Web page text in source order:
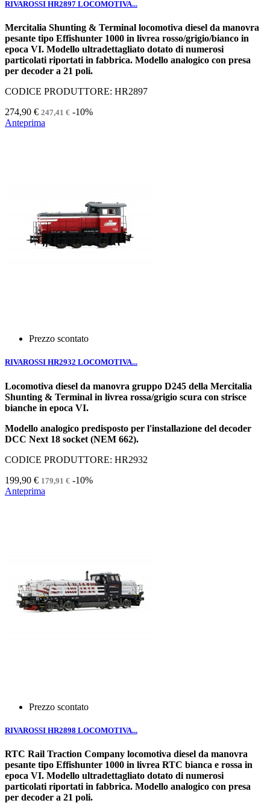
RIVAROSSI HR2897 LOCOMOTIVA...
Mercitalia Shunting & Terminal locomotiva diesel da manovra
pesante tipo Effishunter 1000 in livrea rosso/grigio/bianco in
epoca VI. Modello ultradettagliato dotato di numerosi
particolati riportati in fabbrica. Modello analogico con presa
per decoder a 21 poli.
CODICE PRODUTTORE: HR2897
274,90 € 247,41 € -10%
Anteprima
Prezzo scontato
RIVAROSSI HR2932 LOCOMOTIVA...
Locomotiva diesel da manovra gruppo D245 della Mercitalia
Shunting & Terminal in livrea rossa/grigio scura con strisce
bianche in epoca VI.
Modello analogico predisposto per l'installazione del decoder
DCC Next 18 socket (NEM 662).
CODICE PRODUTTORE: HR2932
199,90 € 179,91 € -10%
Anteprima
Prezzo scontato
RIVAROSSI HR2898 LOCOMOTIVA...
RTC Rail Traction Company locomotiva diesel da manovra
pesante tipo Effishunter 1000 in livrea RTC bianca e rossa in
epoca VI. Modello ultradettagliato dotato di numerosi
particolati riportati in fabbrica. Modello analogico con presa
per decoder a 21 poli.